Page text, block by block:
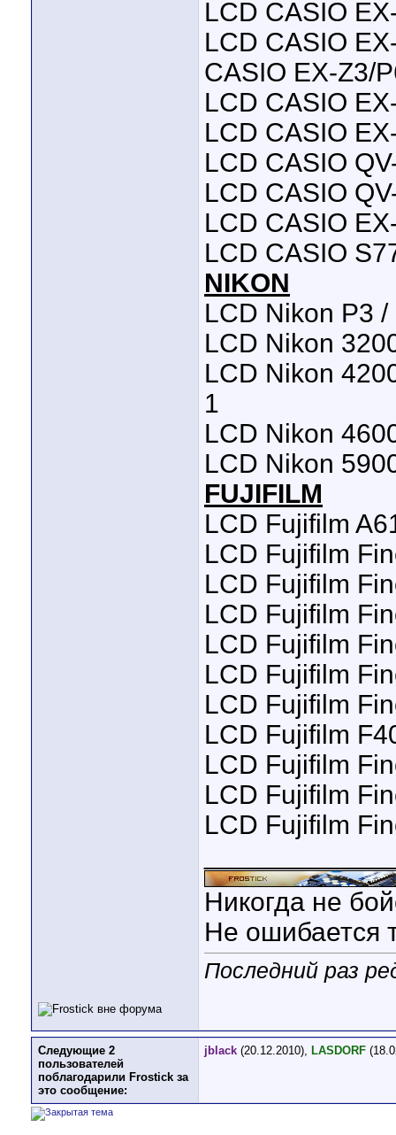
LCD CASIO
LCD CASIO
CASIO EX-Z3/
LCD CASIO
LCD CASIO
LCD CASIO
LCD CASIO
LCD CASIO
LCD CASIO
NIKON
LCD Nikon P3 /
LCD Nikon
LCD Nikon
1
LCD Nikon
LCD Nikon
FUJIFILM
LCD Fujifilm
LCD Fujifilm
LCD Fujifilm
LCD Fujifilm
LCD Fujifilm
LCD Fujifilm
LCD Fujifilm
LCD Fujifilm
LCD Fujifilm
LCD Fujifilm
LCD Fujifilm
Никогда не
Не ошибается
Последний раз
Следующие 2
пользователей
поблагодарили Frostick за
это сообщение:
jblack (20.12.2010), LASDORF